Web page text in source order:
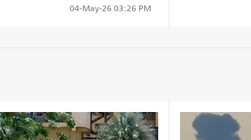
04-May-26 03:26 PM